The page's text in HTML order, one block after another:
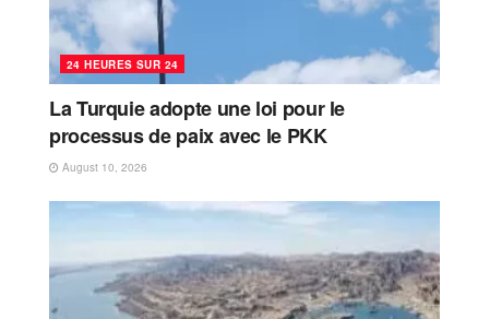
24 HEURES SUR 24
La Turquie adopte une loi pour le
processus de paix avec le PKK
August 10, 2026